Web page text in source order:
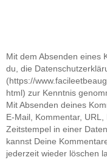
Mit dem Absenden eines
du, die
(https://
html) zur Kenntnis
Mit Absenden deines
E-Mail, Kommentar, URL,
Zeitstempel in einer
kannst Deine
jederzeit wieder löschen